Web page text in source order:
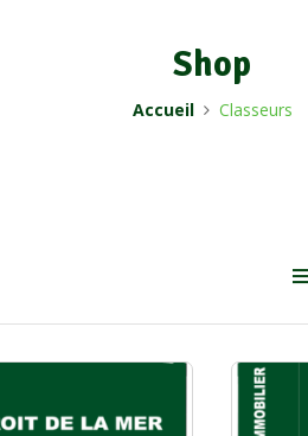
Shop
Accueil Classeurs